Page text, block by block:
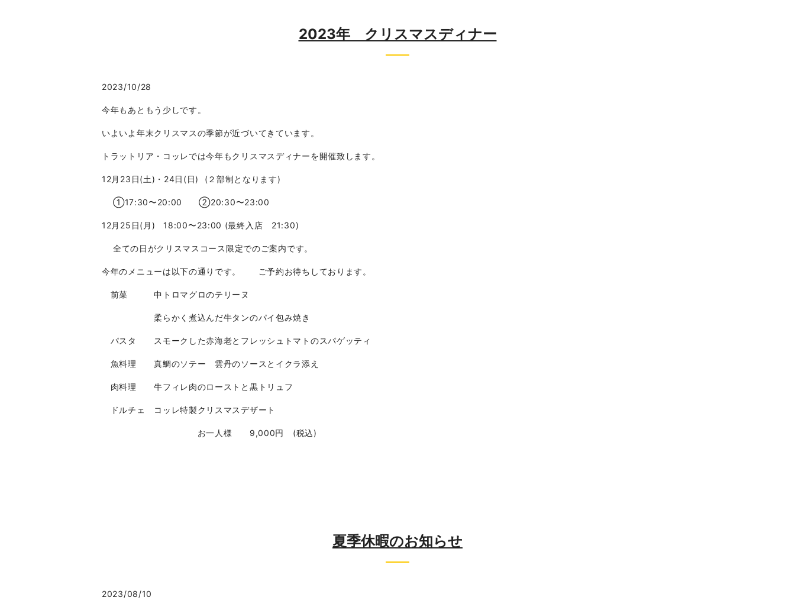
2023年 クリスマスディナー
2023/10/28
今年もあともう少しです。
いよいよ年末クリスマスの季節が近づいてきています。
トラットリア・コッレでは今年もクリスマスディナーを開催致します。
12月23日(土)・24日(日) (２部制となります)
①17:30〜20:00 ②20:30〜23:00
12月25日(月) 18:00〜23:00 (最終入店 21:30)
全ての日がクリスマスコース限定でのご案内です。
今年のメニューは以下の通りです。 ご予約お待ちしております。
前菜 中トロマグロのテリーヌ
柔らかく煮込んだ牛タンのパイ包み焼き
パスタ スモークした赤海老とフレッシュトマトのスパゲッティ
魚料理 真鯛のソテー 雲丹のソースとイクラ添え
肉料理 牛フィレ肉のローストと黒トリュフ
ドルチェ コッレ特製クリスマスデザート
お一人様 9,000円 (税込)
夏季休暇のお知らせ
2023/08/10